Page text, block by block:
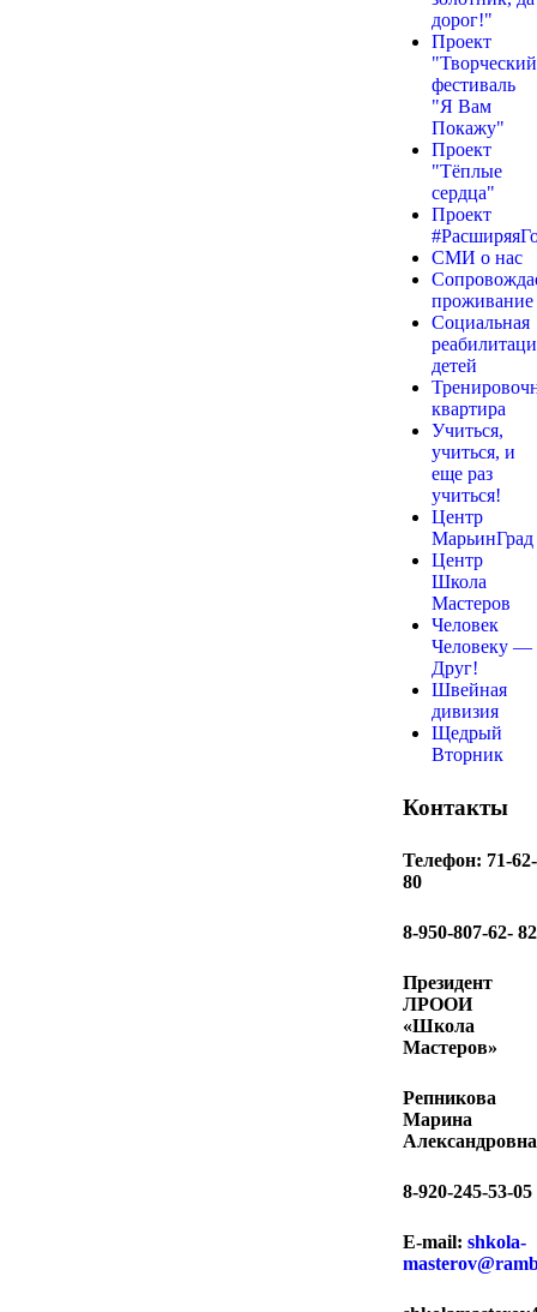
дорог!"
Проект
"Творческий
фестиваль
"Я Вам
Покажу"
Проект
"Тёплые
сердца"
Проект
СМИ о нас
проживание
Социальная
детей
квартира
Учиться,
учиться, и
еще раз
учиться!
Центр
МарьинГрад
Центр
Школа
Мастеров
Человек
Человеку —
Друг!
Швейная
дивизия
Щедрый
Вторник
Контакты
Телефон: 71-62-
80
8-950-807-62- 82
Президент
ЛРООИ
«Школа
Мастеров»
Репникова
Марина
Александровна
8-920-245-53-05
E-mail: shkola-